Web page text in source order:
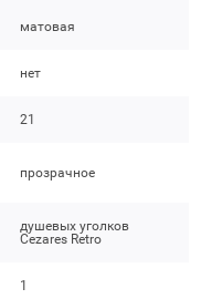
матовая
нет
21
прозрачное
душевых уголков
Cezares Retro
1